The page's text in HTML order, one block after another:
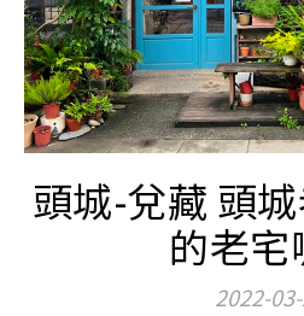
頭城-兌藏 頭
的老宅
2022-